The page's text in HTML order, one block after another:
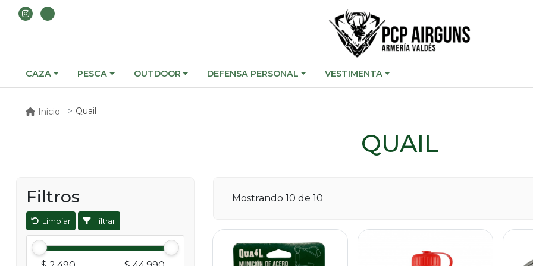
CAZA PESCA OUTDOOR DEFENSA PERSONAL VESTIMENTA
Inicio Quail
QUAIL
Filtros
Limpiar Filtrar
Mostrando 10 de 10